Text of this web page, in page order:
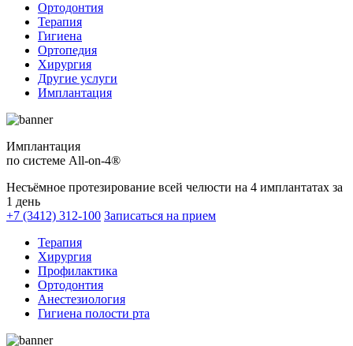
Ортодонтия
Терапия
Гигиена
Ортопедия
Хирургия
Другие услуги
Имплантация
Имплантация
по системе All-on-4®
Несъёмное протезирование всей челюсти на 4 имплантатах за
1 день
+7 (3412) 312-100 Записаться на прием
Терапия
Хирургия
Профилактика
Ортодонтия
Анестезиология
Гигиена полости рта